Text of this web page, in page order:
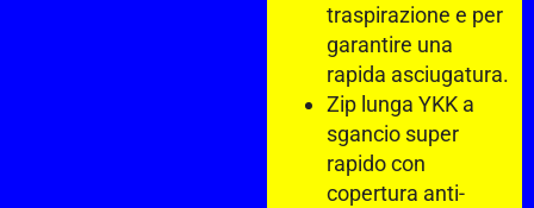
traspirazione e per
garantire una
rapida asciugatura.
Zip lunga YKK a
sgancio super
rapido con
copertura anti-